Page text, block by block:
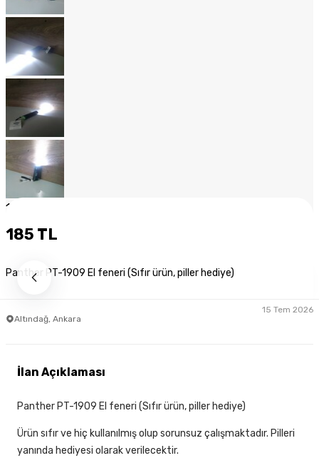
1
185 TL
Panther PT-1909 El feneri (Sıfır ürün, piller hediye)
Altındağ, Ankara
15 Tem 2026
İlan Açıklaması
Panther PT-1909 El feneri (Sıfır ürün, piller hediye)
Ürün sıfır ve hiç kullanılmış olup sorunsuz çalışmaktadır. Pilleri
yanında hediyesi olarak verilecektir.